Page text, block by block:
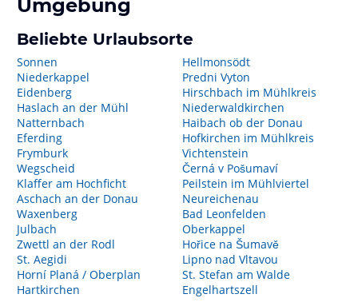
Umgebung
Beliebte Urlaubsorte
Sonnen
Niederkappel
Eidenberg
Haslach an der Mühl
Natternbach
Eferding
Frymburk
Wegscheid
Klaffer am Hochficht
Aschach an der Donau
Waxenberg
Julbach
Zwettl an der Rodl
St. Aegidi
Horní Planá / Oberplan
Hartkirchen
Hellmonsödt
Predni Vyton
Hirschbach im Mühlkreis
Niederwaldkirchen
Haibach ob der Donau
Hofkirchen im Mühlkreis
Vichtenstein
Černá v Pošumaví
Peilstein im Mühlviertel
Neureichenau
Bad Leonfelden
Oberkappel
Hořice na Šumavě
Lipno nad Vltavou
St. Stefan am Walde
Engelhartszell